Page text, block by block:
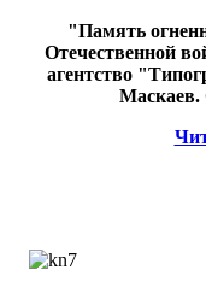
"Память
Отечественной
агентство
Маскаев.